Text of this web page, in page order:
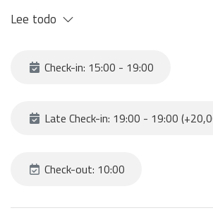
casa molto luminosa. Il suo balcone sarà
sparisce nel mare.
Lee todo
Check-in: 15:00 - 19:00
Late Check-in: 19:00 - 19:00
Check-out: 10:00